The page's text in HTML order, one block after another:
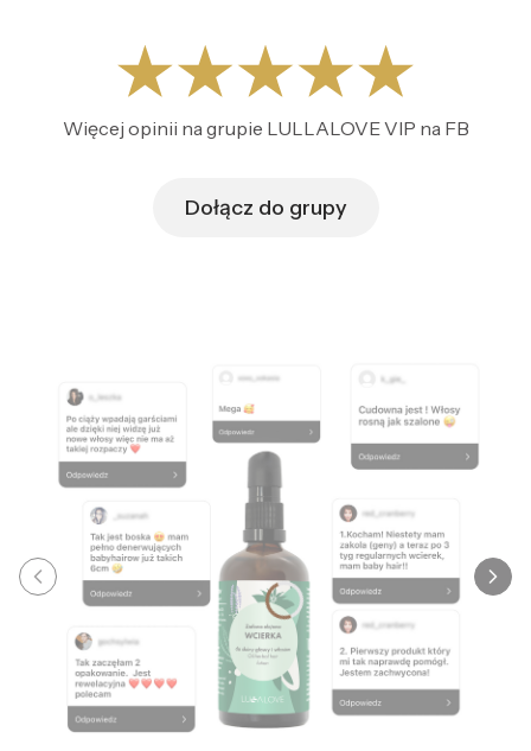
Więcej opinii na grupie LULLALOVE VIP na FB
Dołącz do grupy